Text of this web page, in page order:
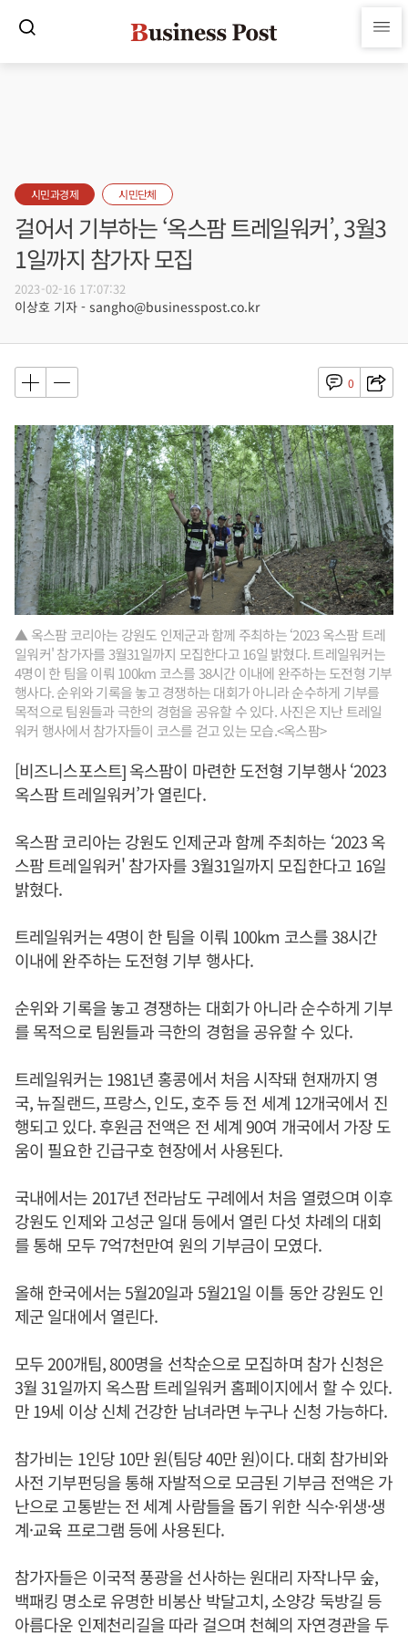
시민과경제 시민단체
걸어서 기부하는 ‘옥스팜 트레일워커’, 3월3
1일까지 참가자 모집
2023-02-16 17:07:32
이상호 기자 - sangho@businesspost.co.kr
0
▲ 옥스팜 코리아는 강원도 인제군과 함께 주최하는 ‘2023 옥스팜 트레
일워커' 참가자를 3월31일까지 모집한다고 16일 밝혔다. 트레일워커는
4명이 한 팀을 이뤄 100km 코스를 38시간 이내에 완주하는 도전형 기부
행사다. 순위와 기록을 놓고 경쟁하는 대회가 아니라 순수하게 기부를
목적으로 팀원들과 극한의 경험을 공유할 수 있다. 사진은 지난 트레일
워커 행사에서 참가자들이 코스를 걷고 있는 모습.<옥스팜>
[비즈니스포스트] 옥스팜이 마련한 도전형 기부행사 ‘2023
옥스팜 트레일워커’가 열린다.
옥스팜 코리아는 강원도 인제군과 함께 주최하는 ‘2023 옥
스팜 트레일워커' 참가자를 3월31일까지 모집한다고 16일
밝혔다.
트레일워커는 4명이 한 팀을 이뤄 100km 코스를 38시간
이내에 완주하는 도전형 기부 행사다.
순위와 기록을 놓고 경쟁하는 대회가 아니라 순수하게 기부
를 목적으로 팀원들과 극한의 경험을 공유할 수 있다.
트레일워커는 1981년 홍콩에서 처음 시작돼 현재까지 영
국, 뉴질랜드, 프랑스, 인도, 호주 등 전 세계 12개국에서 진
행되고 있다. 후원금 전액은 전 세계 90여 개국에서 가장 도
움이 필요한 긴급구호 현장에서 사용된다.
국내에서는 2017년 전라남도 구례에서 처음 열렸으며 이후
강원도 인제와 고성군 일대 등에서 열린 다섯 차례의 대회
를 통해 모두 7억7천만여 원의 기부금이 모였다.
올해 한국에서는 5월20일과 5월21일 이틀 동안 강원도 인
제군 일대에서 열린다.
모두 200개팀, 800명을 선착순으로 모집하며 참가 신청은
3월 31일까지 옥스팜 트레일워커 홈페이지에서 할 수 있다.
만 19세 이상 신체 건강한 남녀라면 누구나 신청 가능하다.
참가비는 1인당 10만 원(팀당 40만 원)이다. 대회 참가비와
사전 기부펀딩을 통해 자발적으로 모금된 기부금 전액은 가
난으로 고통받는 전 세계 사람들을 돕기 위한 식수·위생·생
계·교육 프로그램 등에 사용된다.
참가자들은 이국적 풍광을 선사하는 원대리 자작나무 숲,
백패킹 명소로 유명한 비봉산 박달고치, 소양강 둑방길 등
아름다운 인제천리길을 따라 걸으며 천혜의 자연경관을 두